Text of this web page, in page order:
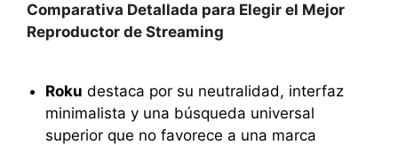
Comparativa Detallada para Elegir el Mejor
Reproductor de Streaming
Roku destaca por su neutralidad, interfaz
minimalista y una búsqueda universal
superior que no favorece a una marca